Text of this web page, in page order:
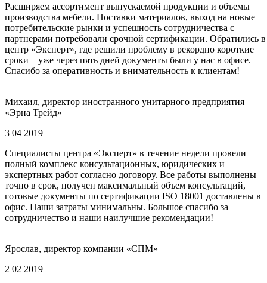
Расширяем ассортимент выпускаемой продукции и объемы
производства мебели. Поставки материалов, выход на новые
потребительские рынки и успешность сотрудничества с
партнерами потребовали срочной сертификации. Обратились в
центр «Эксперт», где решили проблему в рекордно короткие
сроки – уже через пять дней документы были у нас в офисе.
Спасибо за оперативность и внимательность к клиентам!
Михаил, директор иностранного унитарного предприятия
«Эрна Трейд»
3 04 2019
Специалисты центра «Эксперт» в течение недели провели
полный комплекс консультационных, юридических и
экспертных работ согласно договору. Все работы выполнены
точно в срок, получен максимальный объем консультаций,
готовые документы по сертификации ISO 18001 доставлены в
офис. Наши затраты минимальны. Большое спасибо за
сотрудничество и наши наилучшие рекомендации!
Ярослав, директор компании «СПМ»
2 02 2019